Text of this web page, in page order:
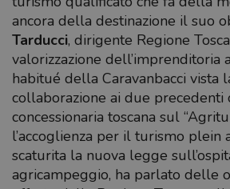
ancora della destinazione il suo
Tarducci, dirigente Regione
valorizzazione dell’imprenditoria
habitué della Caravanbacci vista
collaborazione ai due precedenti
concessionaria toscana sul
l’accoglienza per il turismo plein
scaturita la nuova legge
agricampeggio, ha parlato delle